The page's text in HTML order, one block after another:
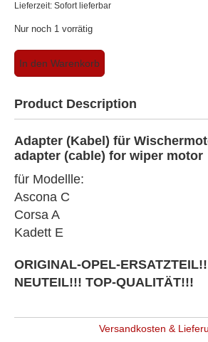
Lieferzeit: Sofort lieferbar
Nur noch 1 vorrätig
Opel
Ascona
-
-
Kadett
-
Adapter
(Kabel)
für
Opel)
Menge
In den Warenkorb
Product Description
Adapter (Kabel) für
adapter (cable) for wiper motor
für Modellle:
Ascona C
Corsa A
Kadett E
ORIGINAL-OPEL-
NEUTEIL!!! TOP-QUALITÄT!!!
Versandkosten &